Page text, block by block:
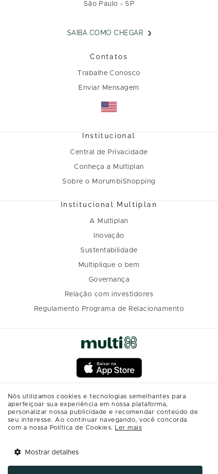
São Paulo - SP
SAIBA COMO CHEGAR
Contatos
Trabalhe Conosco
Enviar Mensagem
Institucional
Central de Privacidade
Conheça a Multiplan
Sobre o MorumbiShopping
Institucional Multiplan
A Multiplan
Inovação
Sustentabilidade
Multiplique o bem
Governança
Relação com investidores
Regulamento Programa de Relacionamento
Nós utilizamos cookies e tecnologias semelhantes para
aperfeiçoar sua experiência em nossa plataforma,
personalizar nossa publicidade e recomendar conteúdo de
seu interesse. Ao continuar navegando, você concorda
com a nossa Política de Cookies. Ler mais
Mostrar detalhes
Abrir